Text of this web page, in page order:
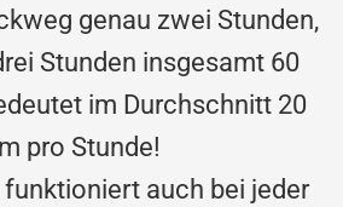
genau zwei Stunden,
Stunden insgesamt 60
im Durchschnitt 20
pro Stunde!
funktioniert auch bei jeder